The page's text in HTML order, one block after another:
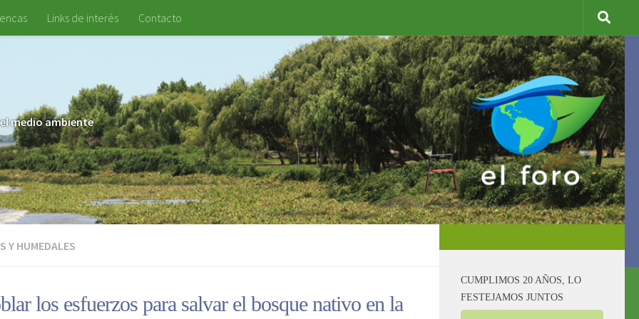
Links de interés Contacto
medio ambiente
Y HUMEDALES
los esfuerzos para salvar el bosque nativo en la
CUMPLIMOS 20 AÑOS, LO
FESTEJAMOS JUNTOS